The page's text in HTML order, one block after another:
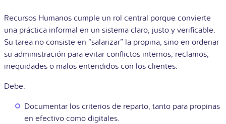
Recursos Humanos cumple un rol central porque convierte
una práctica informal en un sistema claro, justo y verificable.
Su tarea no consiste en “salarizar” la propina, sino en ordenar
su administración para evitar conflictos internos, reclamos,
inequidades o malos entendidos con los clientes.
Debe:
Documentar los criterios de reparto, tanto para propinas
en efectivo como digitales.